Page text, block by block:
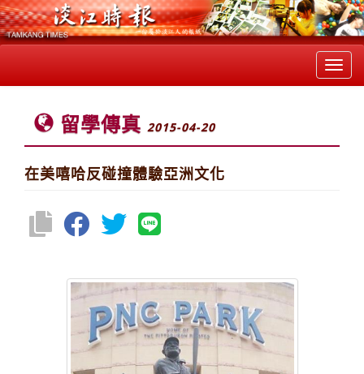
留學傳真 2015-04-20
在美嘻哈反碰撞體驗亞洲文化